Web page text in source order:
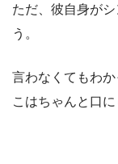
ただ、彼自身が
う。
言わなくてもわ
こはちゃんと口